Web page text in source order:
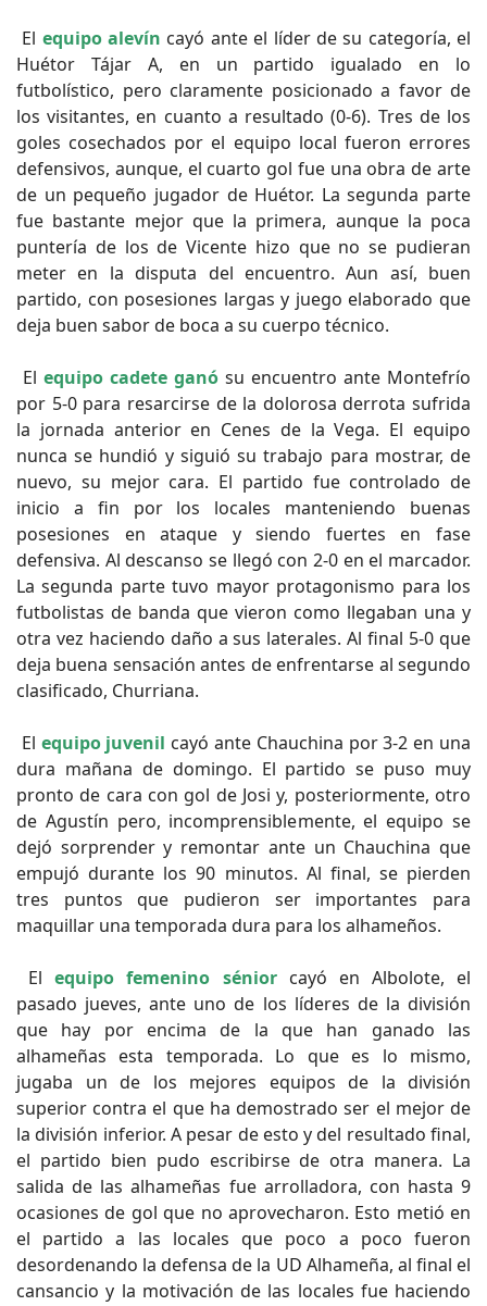
El equipo alevín cayó ante el líder de su categoría, el
Huétor Tájar A, en un partido igualado en lo
futbolístico, pero claramente posicionado a favor de
los visitantes, en cuanto a resultado (0-6). Tres de los
goles cosechados por el equipo local fueron errores
defensivos, aunque, el cuarto gol fue una obra de arte
de un pequeño jugador de Huétor. La segunda parte
fue bastante mejor que la primera, aunque la poca
puntería de los de Vicente hizo que no se pudieran
meter en la disputa del encuentro. Aun así, buen
partido, con posesiones largas y juego elaborado que
deja buen sabor de boca a su cuerpo técnico.
El equipo cadete ganó su encuentro ante Montefrío
por 5-0 para resarcirse de la dolorosa derrota sufrida
la jornada anterior en Cenes de la Vega. El equipo
nunca se hundió y siguió su trabajo para mostrar, de
nuevo, su mejor cara. El partido fue controlado de
inicio a fin por los locales manteniendo buenas
posesiones en ataque y siendo fuertes en fase
defensiva. Al descanso se llegó con 2-0 en el marcador.
La segunda parte tuvo mayor protagonismo para los
futbolistas de banda que vieron como llegaban una y
otra vez haciendo daño a sus laterales. Al final 5-0 que
deja buena sensación antes de enfrentarse al segundo
clasificado, Churriana.
El equipo juvenil cayó ante Chauchina por 3-2 en una
dura mañana de domingo. El partido se puso muy
pronto de cara con gol de Josi y, posteriormente, otro
de Agustín pero, incomprensiblemente, el equipo se
dejó sorprender y remontar ante un Chauchina que
empujó durante los 90 minutos. Al final, se pierden
tres puntos que pudieron ser importantes para
maquillar una temporada dura para los alhameños.
Elequipo femenino sénior cayó en Albolote, el
pasado jueves, ante uno de los líderes de la división
que hay por encima de la que han ganado las
alhameñas esta temporada. Lo que es lo mismo,
jugaba un de los mejores equipos de la división
superior contra el que ha demostrado ser el mejor de
la división inferior. A pesar de esto y del resultado final,
el partido bien pudo escribirse de otra manera. La
salida de las alhameñas fue arrolladora, con hasta 9
ocasiones de gol que no aprovecharon. Esto metió en
el partido a las locales que poco a poco fueron
desordenando la defensa de la UD Alhameña, al final el
cansancio y la motivación de las locales fue haciendo